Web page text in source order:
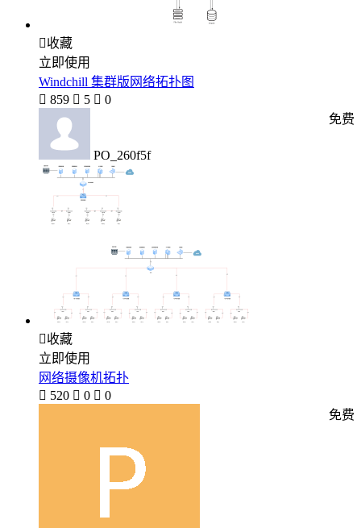
收藏
立即使用
Windchill 集群版网络拓扑图
 859  5  0
PO_260f5f
免费
收藏
立即使用
网络摄像机拓扑
 520  0  0
免费